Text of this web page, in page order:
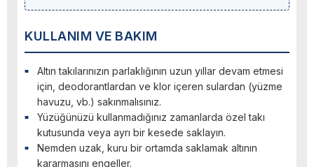
KULLANIM VE BAKIM
Altın takılarınızın parlaklığının uzun yıllar devam etmesi
için, deodorantlardan ve klor içeren sulardan (yüzme
havuzu, vb.) sakınmalısınız.
Yüzüğünüzü kullanmadığınız zamanlarda özel takı
kutusunda veya ayrı bir kesede saklayın.
Nemden uzak, kuru bir ortamda saklamak altının
kararmasını engeller.